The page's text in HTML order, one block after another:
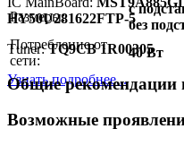
Размеры:
с
без
Потребление от
сети:
40 Вт
Узнать подробнее...
HY50U281622FTP-5
Тuner:TQ9CB 1R00305
Общие рекомендации
Возможные